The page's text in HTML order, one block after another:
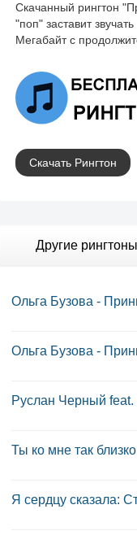
Скачанный рингтон
"поп" заставит
Мегабайт с
Скачать Рингтон
Другие
Ольга Бузова -
Ольга Бузова -
Руслан Черный
Ты ко мне так близко
Я сердцу сказала: